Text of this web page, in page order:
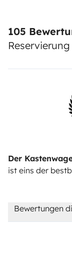
105
Reservierung
Der
ist eins der
Bewertungen